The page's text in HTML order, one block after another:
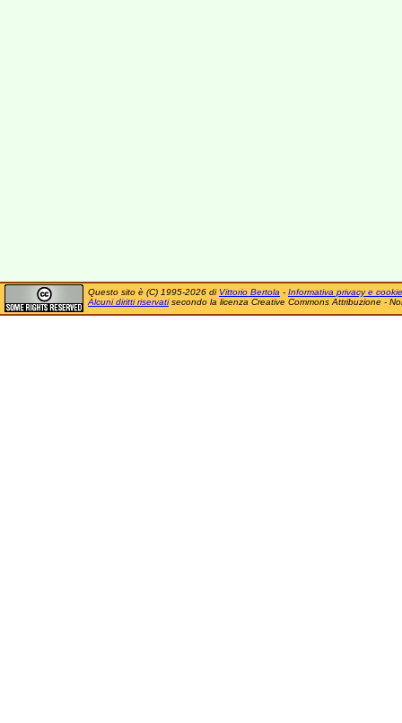
Questo sito è (C) 1995-2026 di Vittorio Bertola - Informativa privacy e cookie
Alcuni diritti riservatisecondo la licenza Creative Commons Attribuzione -